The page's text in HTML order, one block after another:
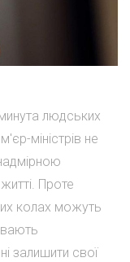
людських
міністрів не
Проте
колах можуть
залишити свої